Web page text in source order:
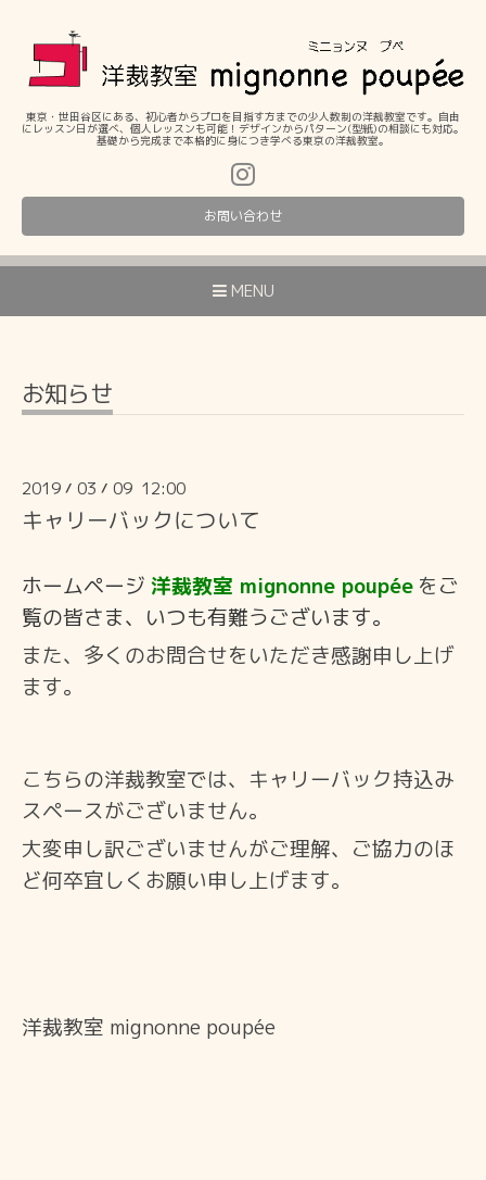
東京・世田谷区にある、初心者からプロを目指す方までの少人数制の洋裁教室です。自由
にレッスン日が選べ、個人レッスンも可能！デザインからパターン(型紙)の相談にも対応。
基礎から完成まで本格的に身につき学べる東京の洋裁教室。
お問い合わせ
MENU
お知らせ
2019 / 03 / 09 12:00
キャリーバックについて
ホームページ 洋裁教室 mignonne poupée をご
覧の皆さま、いつも有難うございます。
また、多くのお問合せをいただき感謝申し上げ
ます。
こちらの洋裁教室では、キャリーバック持込み
スペースがございません。
大変申し訳ございませんがご理解、 ご協力のほ
ど何卒宜しくお願い申し上げます。
洋裁教室 mignonne poupée